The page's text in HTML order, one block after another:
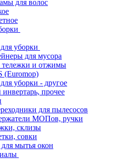
для волос
уборки
для мусора
тележки и отжимы
(Euromop)
уборки - другое
прочее
для пылесосов
МОПов, ручки
склизы
совки
мытья окон